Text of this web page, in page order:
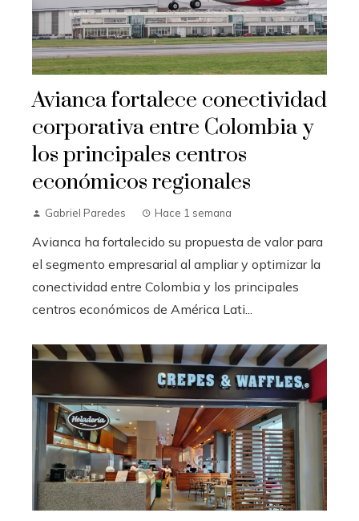
Avianca fortalece conectividad
corporativa entre Colombia y
los principales centros
económicos regionales
Gabriel Paredes Hace 1 semana
Avianca ha fortalecido su propuesta de valor para
el segmento empresarial al ampliar y optimizar la
conectividad entre Colombia y los principales
centros económicos de América Lati...